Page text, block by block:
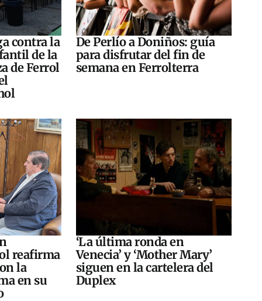
contra la
de la
de Ferrol
De Perlío a Doniños: guía
para disfrutar del fin de
semana en Ferrolterra
reafirma
la
en su
‘La última ronda en
Venecia’ y ‘Mother Mary’
siguen en la cartelera del
Duplex